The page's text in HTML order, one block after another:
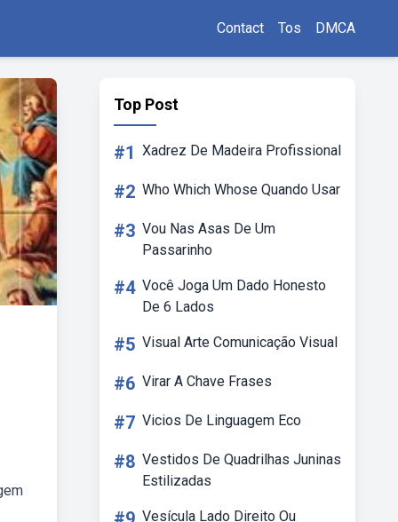
Contact Tos DMCA
Top Post
#1 Xadrez De Madeira Profissional
#2 Who Which Whose Quando Usar
#3 Vou Nas Asas De Um
Passarinho
#4 Você Joga Um Dado Honesto
De 6 Lados
#5 Visual Arte Comunicação Visual
#6 Virar A Chave Frases
#7 Vicios De Linguagem Eco
#8 Vestidos De Quadrilhas Juninas
Estilizadas
Vesícula Lado Direito Ou